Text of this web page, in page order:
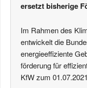
ersetzt bisherige
Im Rahmen des
entwickelt die
energie­effiziente
förderung für
KfW zum